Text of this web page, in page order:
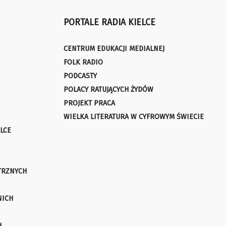
PORTALE RADIA KIELCE
CENTRUM EDUKACJI MEDIALNEJ
FOLK RADIO
PODCASTY
POLACY RATUJĄCYCH ŻYDÓW
PROJEKT PRACA
WIELKA LITERATURA W CYFROWYM ŚWIECIE